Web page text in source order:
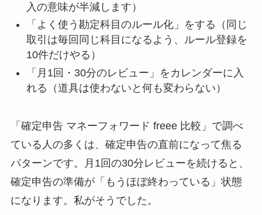
入の意味が半減します）
「よく使う勘定科目のルール化」をする（同じ
取引は毎回同じ科目になるよう、ルール登録を
10件だけやる）
「月1回・30分のレビュー」をカレンダーに入
れる（道具は使わないと何も変わらない）
「確定申告 マネーフォワード freee 比較」で調べ
ている人の多くは、確定申告の直前になって焦る
パターンです。月1回の30分レビューを続けると、
確定申告の準備が「もうほぼ終わっている」状態
になります。私がそうでした。